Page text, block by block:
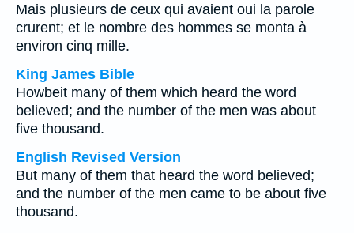
Mais plusieurs de ceux qui avaient oui la parole
crurent; et le nombre des hommes se monta à
environ cinq mille.
King James Bible
Howbeit many of them which heard the word
believed; and the number of the men was about
five thousand.
English Revised Version
But many of them that heard the word believed;
and the number of the men came to be about five
thousand.